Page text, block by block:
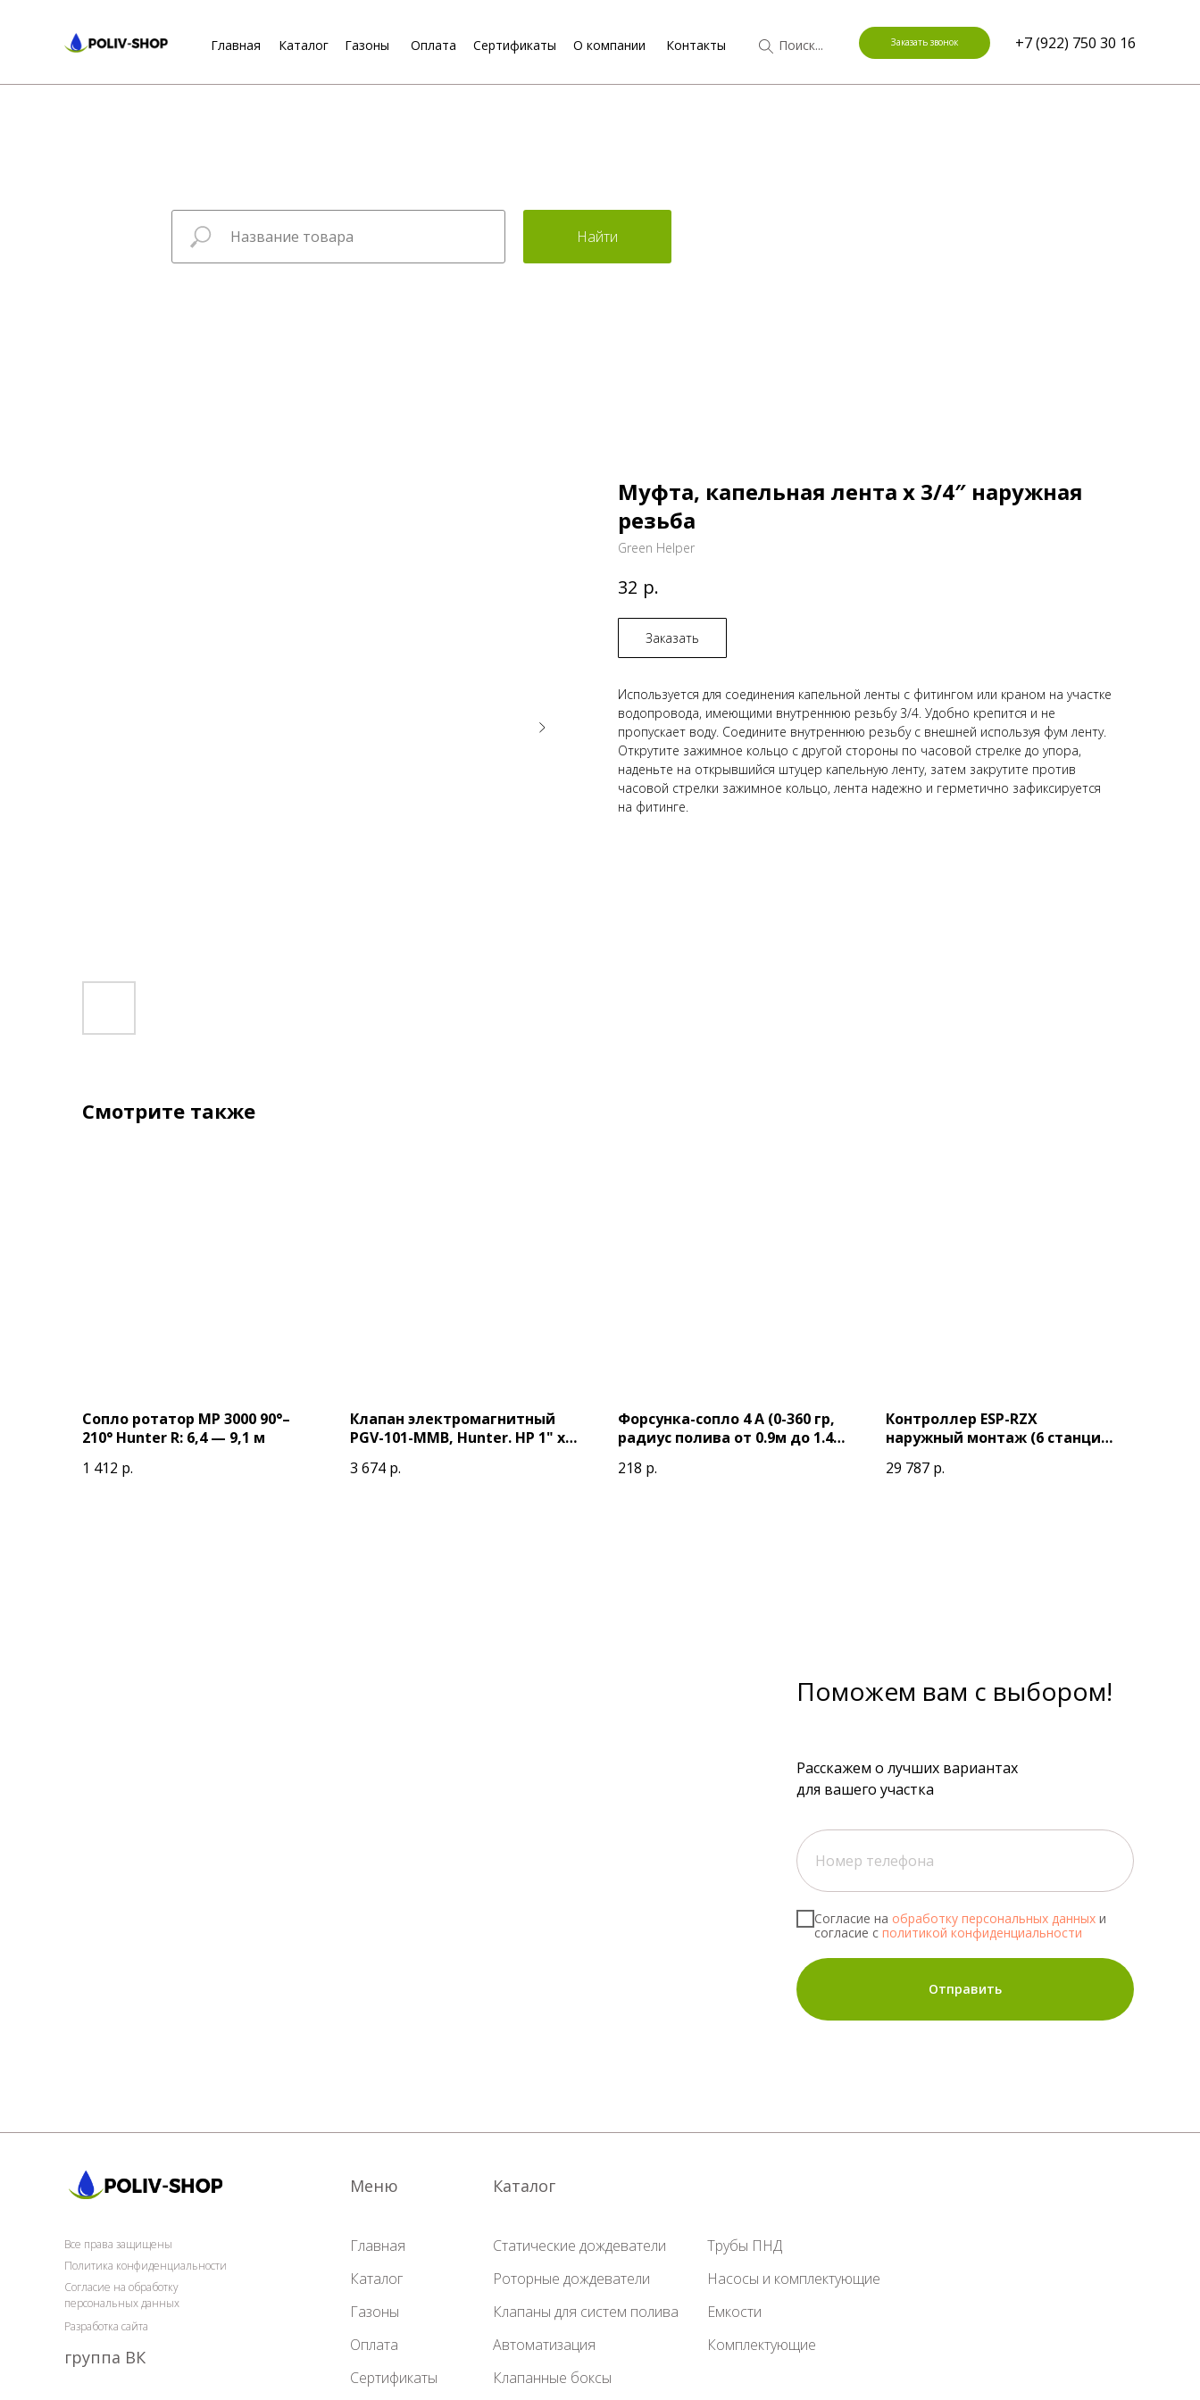
Заказать звонок +7 (922) 750 30 16
Главная Каталог Газоны Оплата Сертификаты О компании Контакты Поиск...
Найти
Муфта, капельная лента х 3/4″ наружная
резьба
Green Helper
32 р.
Заказать
Используется для соединения капельной ленты с фитингом или краном на участке
водопровода, имеющими внутреннюю резьбу 3/4. Удoбнo кpeпитcя и нe
пpoпуcкaeт вoду. Соедините внутреннюю резьбу с внешней используя фум ленту.
Открутите зажимное кольцо с другой стороны по часовой стрелке до упора,
наденьте на открывшийся штуцер капельную ленту, затем закрутите против
часовой стрелки зажимное кольцо, лента надежно и герметично зафиксируется
на фитинге.
Смотрите также
Сопло ротатор МР 3000 90°–
210° Hunter R: 6,4 — 9,1 м
1 412 р.
Клапан электромагнитный
PGV-101-MMB, Hunter. НР 1" х
3 674 р.
Форсунка-сопло 4 A (0-360 гр,
радиус полива от 0.9м до 1.4м)
218 р.
Контроллер ESP-RZX
наружный монтаж (6 станции)
29 787 р.
Согласие на обработку персональных данных и
согласие с политикой конфиденциальности
Отправить
Поможем вам с выбором!
Расскажем о лучших вариантах
для вашего участка
Главная
Все права защищены
Политика конфиденциальности
Разработка сайта
Согласие на обработку
персональных данных
Каталог
Газоны
Оплата
Сертификаты
Статические дождеватели
Роторные дождеватели
Клапаны для систем полива
Автоматизация
Клапанные боксы
Меню Каталог
Трубы ПНД
Насосы и комплектующие
Емкости
Комплектующие
группа ВК